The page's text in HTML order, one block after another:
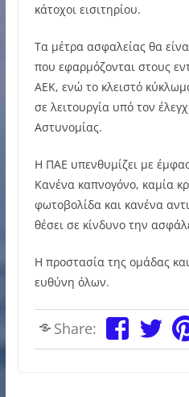
κάτοχοι εισιτηρίου.
Τα μέτρα ασφαλείας θα
που εφαρμόζονται στους
ΑΕΚ, ενώ το κλειστό
σε λειτουργία υπό τον
Αστυνομίας.
Η ΠΑΕ υπενθυμίζει με
Κανένα καπνογόνο, καμία
φωτοβολίδα και κανένα
θέσει σε κίνδυνο την
Η προστασία της ομάδας
ευθύνη όλων.
Share: